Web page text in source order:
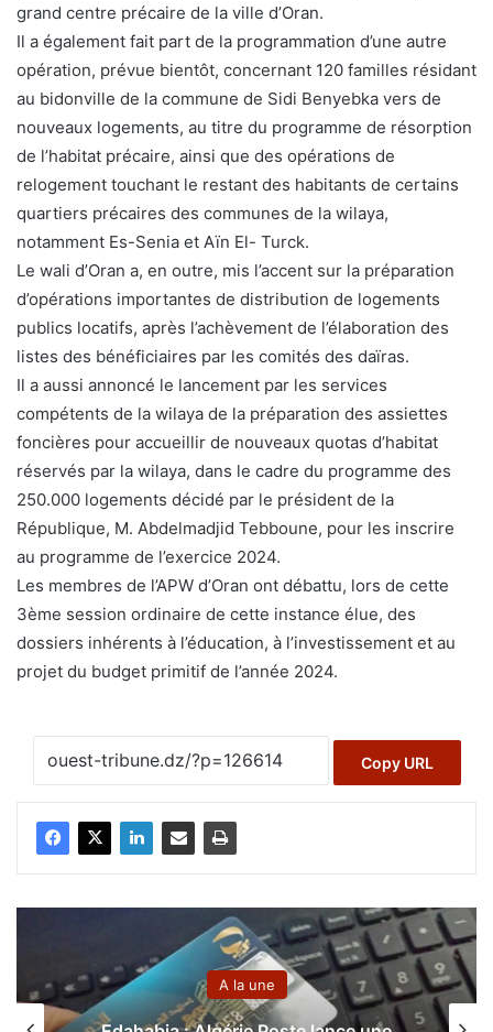
grand centre précaire de la ville d’Oran.
Il a également fait part de la programmation d’une autre
opération, prévue bientôt, concernant 120 familles résidant
au bidonville de la commune de Sidi Benyebka vers de
nouveaux logements, au titre du programme de résorption
de l’habitat précaire, ainsi que des opérations de
relogement touchant le restant des habitants de certains
quartiers précaires des communes de la wilaya,
notamment Es-Senia et Aïn El- Turck.
Le wali d’Oran a, en outre, mis l’accent sur la préparation
d’opérations importantes de distribution de logements
publics locatifs, après l’achèvement de l’élaboration des
listes des bénéficiaires par les comités des daïras.
Il a aussi annoncé le lancement par les services
compétents de la wilaya de la préparation des assiettes
foncières pour accueillir de nouveaux quotas d’habitat
réservés par la wilaya, dans le cadre du programme des
250.000 logements décidé par le président de la
République, M. Abdelmadjid Tebboune, pour les inscrire
au programme de l’exercice 2024.
Les membres de l’APW d’Oran ont débattu, lors de cette
3ème session ordinaire de cette instance élue, des
dossiers inhérents à l’éducation, à l’investissement et au
projet du budget primitif de l’année 2024.
Copy URL
A la une A